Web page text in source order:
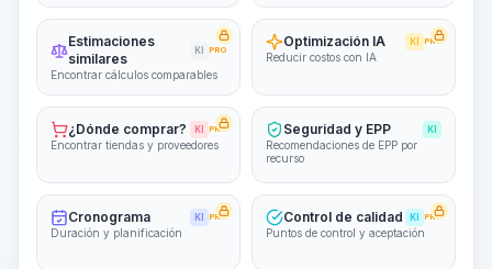
Estimaciones
similares
KI PRO
Encontrar cálculos comparables
Optimización IA KI PRO
Reducir costos con IA
¿Dónde comprar? KI PRO
Encontrar tiendas y proveedores
Seguridad y EPP KI
Recomendaciones de EPP por
recurso
Cronograma KI PRO
Duración y planificación
Control de calidad KI PRO
Puntos de control y aceptación